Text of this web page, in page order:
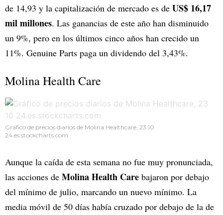
de 14,93 y la capitalización de mercado es de US$ 16,17
mil millones. Las ganancias de este año han disminuido
un 9%, pero en los últimos cinco años han crecido un
11%. Genuine Parts paga un dividendo del 3,43%.
Molina Health Care
Gráfico de precios diarios de Molina Healthcare, 23 10
24.es:stockcharts.com
Aunque la caída de esta semana no fue muy pronunciada,
las acciones de Molina Health Care bajaron por debajo
del mínimo de julio, marcando un nuevo mínimo. La
media móvil de 50 días había cruzado por debajo de la de